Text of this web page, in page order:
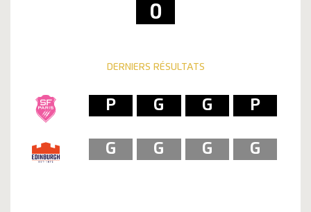
0
DERNIERS RÉSULTATS
P
G
G
P
G
G
G
G